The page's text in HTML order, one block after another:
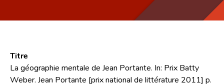
Équipe scientifique
Contact
Titre
La géographie mentale de Jean Portante. In: Prix Batty
Weber. Jean Portante [prix national de littérature 2011] p.